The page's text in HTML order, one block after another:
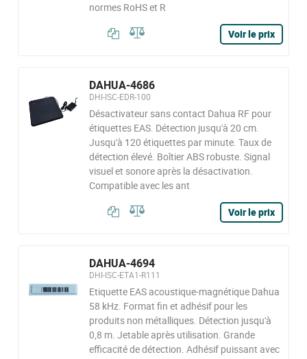
normes RoHS et R
Voir le prix
DAHUA-4686
DHI-ISC-EDR-100
Désactivateur sans contact Dahua RF pour
étiquettes EAS. Détection jusqu'à 20 cm.
Jusqu'à 120 étiquettes par minute. Taux de
détection élevé. Boîtier ABS robuste. Signal
visuel et sonore après la désactivation.
Compatible avec les ant
Voir le prix
DAHUA-4694
DHI-ISC-ETA1-R111
Etiquette EAS acoustique-magnétique Dahua
58 kHz. Format fin et adhésif pour les
produits non métalliques. Détection jusqu'à
0,8 m. Jetable après utilisation. Grande
efficacité de détection. Adhésif puissant avec